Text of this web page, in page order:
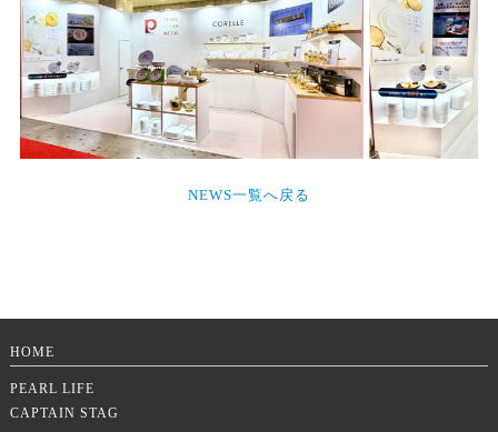
NEWS一覧へ戻る
HOME
PEARL LIFE
CAPTAIN STAG